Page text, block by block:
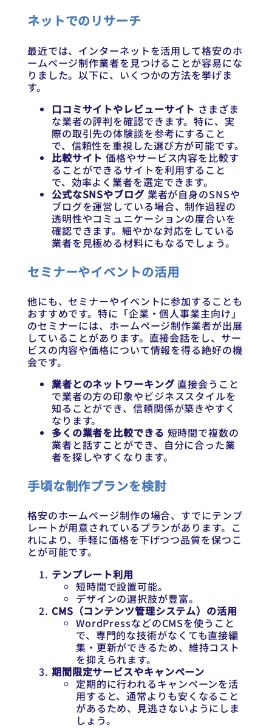
ネットでのリサーチ
最近では、インターネットを活用して格安のホ
ームページ制作業者を見つけることが容易にな
りました。以下に、いくつかの方法を挙げま
す。
口コミサイトやレビューサイト さまざま
な業者の評判を確認できます。特に、実
際の取引先の体験談を参考にすること
で、信頼性を重視した選び方が可能です。
比較サイト 価格やサービス内容を比較す
ることができるサイトを利用すること
で、効率よく業者を選定できます。
公式なSNSやブログ業者が自身のSNSや
ブログを運営している場合、制作過程の
透明性やコミュニケーションの度合いを
確認できます。細やかな対応をしている
業者を見極める材料にもなるでしょう。
セミナーやイベントの活用
他にも、セミナーやイベントに参加することも
おすすめです。特に「企業・個人事業主向け」
のセミナーには、ホームページ制作業者が出展
していることがあります。直接会話をし、サー
ビスの内容や価格について情報を得る絶好の機
会です。
業者とのネットワーキング直接会うこと
で業者の方の印象やビジネススタイルを
知ることができ、信頼関係が築きやすく
なります。
多くの業者を比較できる 短時間で複数の
業者と話すことができ、自分に合った業
者を探しやすくなります。
手頃な制作プランを検討
格安のホームページ制作の場合、すでにテンプ
レートが用意されているプランがあります。こ
れにより、手軽に価格を下げつつ品質を保つこ
とが可能です。
テンプレート利用
短時間で設置可能。
デザインの選択肢が豊富。
CMS（コンテンツ管理システム）の活用
WordPressなどのCMSを使うこと
で、専門的な技術がなくても直接編
集・更新ができるため、維持コスト
を抑えられます。
期間限定サービスやキャンペーン
定期的に行われるキャンペーンを活
用すると、通常よりも安くなること
があるため、見逃さないようにしま
しょう。